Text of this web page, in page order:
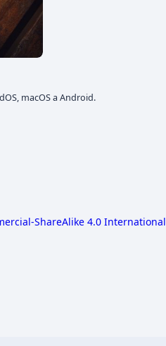
macOS a Android.
ShareAlike 4.0 International